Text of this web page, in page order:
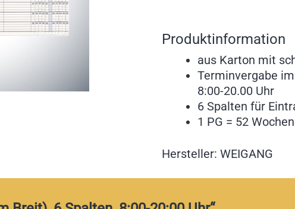
Produktinformation
aus Karton mit
Terminvergabe
8:00-20.00 Uhr
6 Spalten für
1 PG = 52 Wochen
Hersteller: WEIGANG